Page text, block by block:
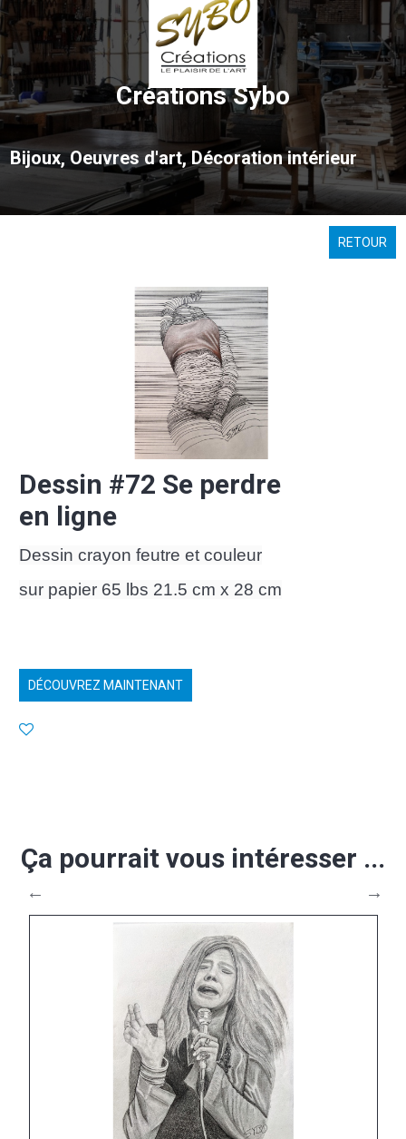
Créations Sybo
Bijoux, Oeuvres d'art, Décoration intérieur
RETOUR
Dessin #72 Se perdre
en ligne
Dessin crayon feutre et couleur
sur papier 65 lbs 21.5 cm x 28 cm
DÉCOUVREZ MAINTENANT
Ça pourrait vous intéresser ...